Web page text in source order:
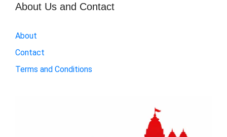
About Us and Contact
About
Contact
Terms and Conditions